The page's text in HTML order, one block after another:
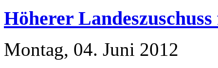
Höherer
Montag, 04. Juni 2012